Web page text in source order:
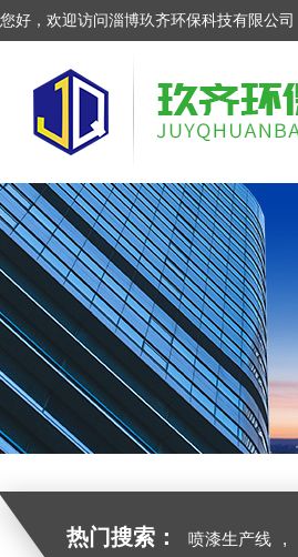
您好，欢迎访问淄博玖齐环保科技有限公司
热门搜索： 喷漆生产线 ,